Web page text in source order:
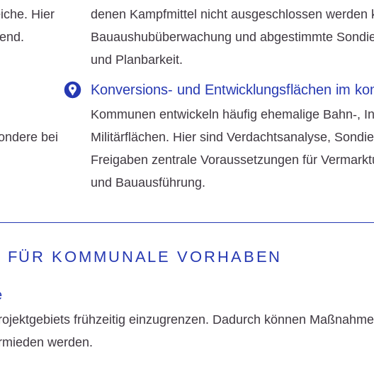
Hier
denen Kampfmittel nicht ausgeschlossen werden
Bauaushubüberwachung und abgestimmte
und Planbarkeit.
bei
Konversions- und Entwicklungsflächen im
Kommunen entwickeln häufig ehemalige Bahn-,
Militärflächen. Hier sind Verdachtsanalyse,
Freigaben zentrale Voraussetzungen für
und Bauausführung.
KOMMUNALE VORHABEN
frühzeitig einzugrenzen. Dadurch können
werden.